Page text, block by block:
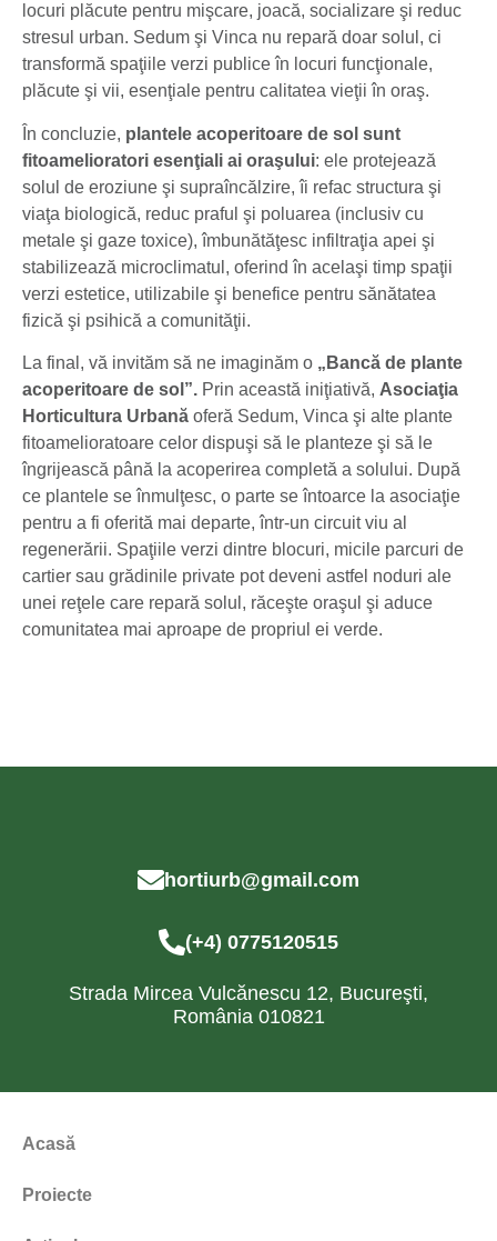
locuri plăcute pentru mişcare, joacă, socializare şi reduc
stresul urban. Sedum şi Vinca nu repară doar solul, ci
transformă spaţiile verzi publice în locuri funcţionale,
plăcute şi vii, esenţiale pentru calitatea vieţii în oraş.
În concluzie, plantele acoperitoare de sol sunt
fitoamelioratori esenţiali ai oraşului: ele protejează
solul de eroziune şi supraîncălzire, îi refac structura şi
viaţa biologică, reduc praful şi poluarea (inclusiv cu
metale şi gaze toxice), îmbunătăţesc infiltraţia apei şi
stabilizează microclimatul, oferind în acelaşi timp spaţii
verzi estetice, utilizabile şi benefice pentru sănătatea
fizică şi psihică a comunităţii.
La final, vă invităm să ne imaginăm o „Bancă de plante
acoperitoare de sol”. Prin această iniţiativă, Asociaţia
Horticultura Urbană oferă Sedum, Vinca şi alte plante
fitoamelioratoare celor dispuşi să le planteze şi să le
îngrijească până la acoperirea completă a solului. După
ce plantele se înmulţesc, o parte se întoarce la asociaţie
pentru a fi oferită mai departe, într-un circuit viu al
regenerării. Spaţiile verzi dintre blocuri, micile parcuri de
cartier sau grădinile private pot deveni astfel noduri ale
unei reţele care repară solul, răceşte oraşul şi aduce
comunitatea mai aproape de propriul ei verde.
hortiurb@gmail.com
(+4) 0775120515
Strada Mircea Vulcănescu 12, Bucureşti,
România 010821
Acasă
Proiecte